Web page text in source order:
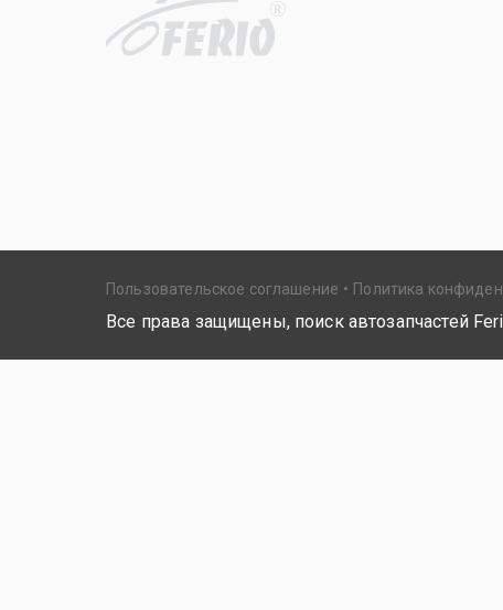
R
Пользовательское соглашение Политика
Все права защищены, поиск автозапчастей